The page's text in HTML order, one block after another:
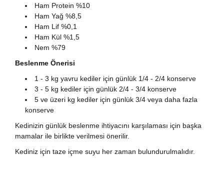
Ham Protein %10
Ham Yağ %8,5
Ham Lif %0,1
Ham Kül %1,5
Nem %79
Beslenme Önerisi
1 - 3 kg yavru kediler için günlük 1/4 - 2/4 konserve
3 - 5 kg kediler için günlük 2/4 - 3/4 konserve
5 ve üzeri kg kediler için günlük 3/4 veya daha fazla
konserve
Kedinizin günlük beslenme ihtiyacını karşılaması için başka
mamalar ile birlikte verilmesi önerilir.
Kediniz için taze içme suyu her zaman bulundurulmalıdır.